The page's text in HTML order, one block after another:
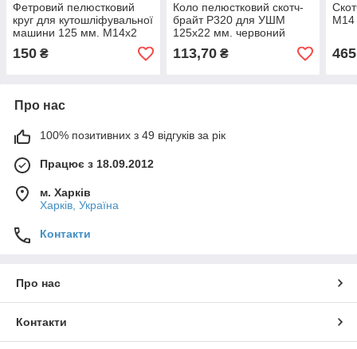
Фетровий пелюстковий
круг для кутошліфувальної
машини 125 мм. М14х2
150 ₴
Коло пелюстковий скотч-
брайт P320 для УШМ
125х22 мм. червоний
113,70₴
М14
Про нас
100% позитивних з 49 відгуків за рік
Працює з 18.09.2012
м. Харків
Харків, Україна
Контакти
Про нас
Контакти